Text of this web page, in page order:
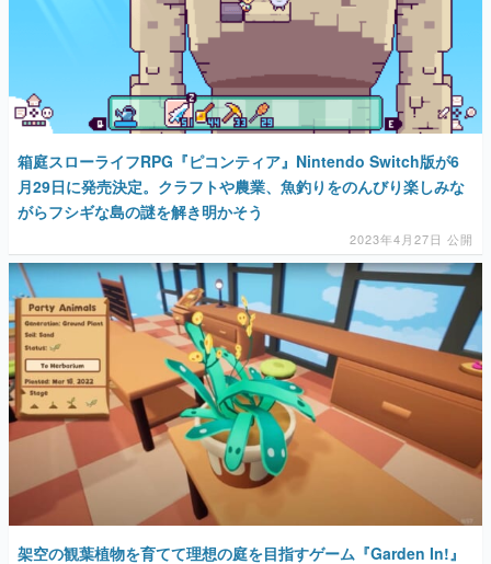
箱庭スローライフRPG『ピコンティア』Nintendo Switch版が6
月29日に発売決定。クラフトや農業、魚釣りをのんびり楽しみな
がらフシギな島の謎を解き明かそう
2023年4月27日 公開
架空の観葉植物を育てて理想の庭を目指すゲーム『Garden In!』